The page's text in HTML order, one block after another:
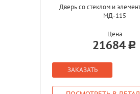
Дверь со стеклом и
МД-115
Цена
21684
ЗАКАЗАТЬ